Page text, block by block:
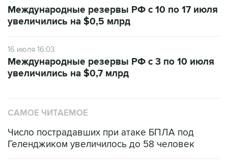
Международные резервы РФ с 10 по 17 июля
увеличились на $0,5 млрд
16 июля 16:03
Международные резервы РФ с 3 по 10 июля
увеличились на $0,7 млрд
САМОЕ ЧИТАЕМОЕ
Число пострадавших при атаке БПЛА под
Геленджиком увеличилось до 58 человек